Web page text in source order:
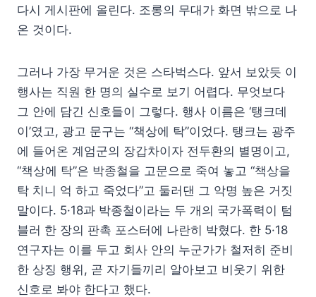
다시 게시판에 올린다. 조롱의 무대가 화면 밖으로 나
온 것이다.
그러나 가장 무거운 것은 스타벅스다. 앞서 보았듯 이
행사는 직원 한 명의 실수로 보기 어렵다. 무엇보다
그 안에 담긴 신호들이 그렇다. 행사 이름은 ‘탱크데
이’였고, 광고 문구는 “책상에 탁”이었다. 탱크는 광주
에 들어온 계엄군의 장갑차이자 전두환의 별명이고,
“책상에 탁”은 박종철을 고문으로 죽여 놓고 “책상을
탁 치니 억 하고 죽었다”고 둘러댄 그 악명 높은 거짓
말이다. 5·18과 박종철이라는 두 개의 국가폭력이 텀
블러 한 장의 판촉 포스터에 나란히 박혔다. 한 5·18
연구자는 이를 두고 회사 안의 누군가가 철저히 준비
한 상징 행위, 곧 자기들끼리 알아보고 비웃기 위한
신호로 봐야 한다고 했다.